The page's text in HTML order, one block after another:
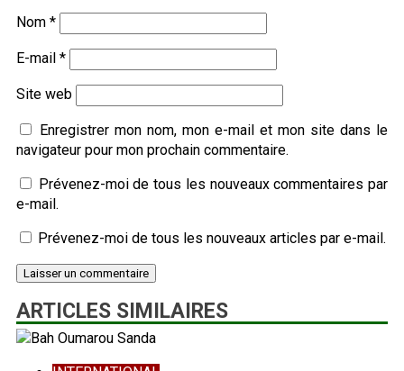
Nom *
E-mail *
Site web
Enregistrer mon nom, mon e-mail et mon site dans le
navigateur pour mon prochain commentaire.
Prévenez-moi de tous les nouveaux commentaires par
e-mail.
Prévenez-moi de tous les nouveaux articles par e-mail.
ARTICLES SIMILAIRES